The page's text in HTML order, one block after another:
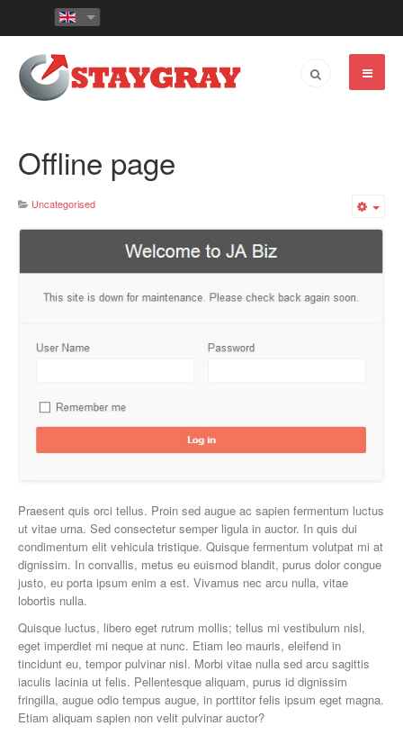
Offline page
Uncategorised
Praesent quis orci tellus. Proin sed augue ac sapien fermentum luctus
ut vitae urna. Sed consectetur semper ligula in auctor. In quis dui
condimentum elit vehicula tristique. Quisque fermentum volutpat mi at
dignissim. In convallis, metus eu euismod blandit, purus dolor congue
justo, eu porta ipsum enim a est. Vivamus nec arcu nulla, vitae
lobortis nulla.
Quisque luctus, libero eget rutrum mollis; tellus mi vestibulum nisl,
eget imperdiet mi neque at nunc. Etiam leo mauris, eleifend in
tincidunt eu, tempor pulvinar nisl. Morbi vitae nulla sed arcu sagittis
iaculis lacinia ut felis. Pellentesque aliquam, purus id dignissim
fringilla, augue odio tempus augue, in porttitor felis ipsum eget magna.
Etiam aliquam sapien non velit pulvinar auctor?